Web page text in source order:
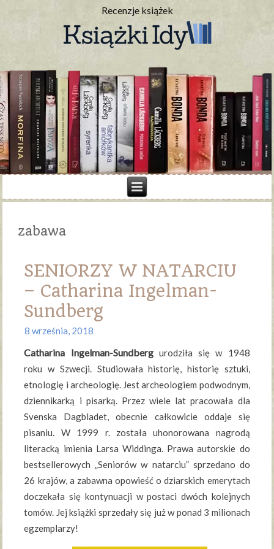
Recenzje książek
zabawa
SENIORZY W NATARCIU
– Catharina Ingelman-
Sundberg
8 września, 2018
Catharina Ingelman-Sundbergurodziła się w 1948
roku w Szwecji. Studiowała historię, historię sztuki,
etnologię i archeologię. Jest archeologiem podwodnym,
dziennikarką i pisarką. Przez wiele lat pracowała dla
Svenska Dagbladet, obecnie całkowicie oddaje się
pisaniu. W 1999 r. została uhonorowana nagrodą
literacką imienia Larsa Widdinga. Prawa autorskie do
bestsellerowych „Seniorów w natarciu” sprzedano do
26 krajów, a zabawna opowieść o dziarskich emerytach
doczekała się kontynuacji w postaci dwóch kolejnych
tomów. Jej książki sprzedały się już w ponad 3 milionach
egzemplarzy!